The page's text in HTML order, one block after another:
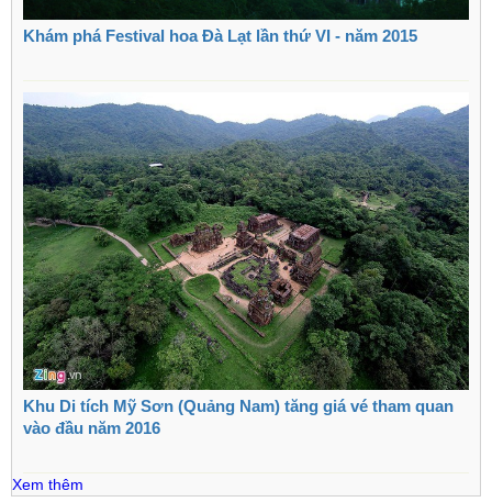
Khám phá Festival hoa Đà Lạt lần thứ VI - năm 2015
Khu Di tích Mỹ Sơn (Quảng Nam) tăng giá vé tham quan
vào đầu năm 2016
Xem thêm